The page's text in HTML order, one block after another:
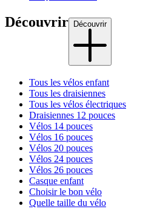
Découvrir Découvrir
Tous les vélos enfant
Tous les draisiennes
Tous les vélos électriques
Draisiennes 12 pouces
Vélos 14 pouces
Vélos 16 pouces
Vélos 20 pouces
Vélos 24 pouces
Vélos 26 pouces
Casque enfant
Choisir le bon vélo
Quelle taille du vélo